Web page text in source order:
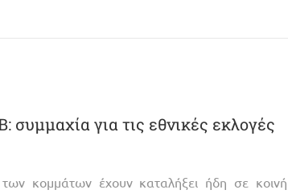
για τις εθνικές εκλογές
κομμάτων έχουν καταλήξει ήδη σε κοινή